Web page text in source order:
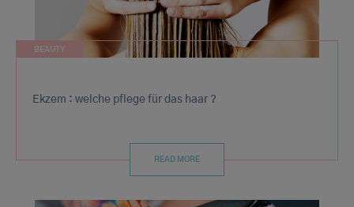
BEAUTY
Ekzem : welche pflege für das haar ?
READ MORE